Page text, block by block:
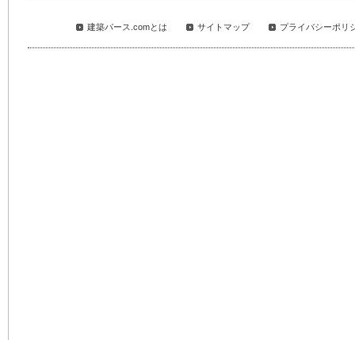
建築パース.comとは サイトマップ プライバシーポリ